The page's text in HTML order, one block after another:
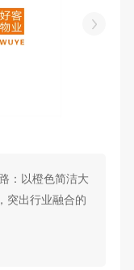
：以橙色简洁大
突出行业融合的